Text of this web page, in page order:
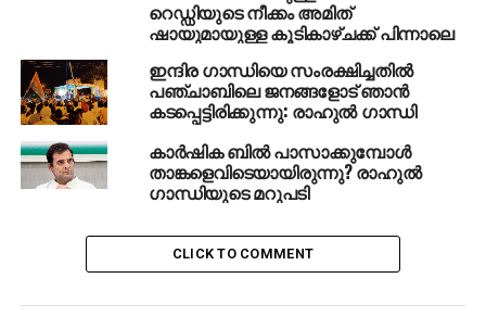
— Rahul Gandhi
(@RahulGandhi)October 8,
2020
‘പ്രധാനമന്ത്രി സ്വന്തം ആവശ്യത്തിന് 8400 കോടി
സിയാച്ചിന്‍- ലഡാക്ക് അതിര്‍ത്തി കാക്കുന്ന നമ്മുടെ
സൈനികര്‍ക്ക് വേണ്ടി എന്തൊക്കെ വാങ്ങാന്‍
റെഡ്ഡിയുടെ നീക്കം അമിത്
ഷായുമായുള്ള കൂടികാഴ്ചക്ക് പിന്നാലെ
ഇന്ദിര ഗാന്ധിയെ സംരക്ഷിച്ചതില്‍
പഞ്ചാബിലെ ജനങ്ങളോട് ഞാന്‍
കടപ്പെട്ടിരിക്കുന്നു: രാഹുല്‍ ഗാന്ധി
കാര്‍ഷിക ബില്‍ പാസാക്കുമ്പോള്‍
താങ്കളെവിടെയായിരുന്നു? രാഹുല്‍
ഗാന്ധിയുടെ മറുപടി
CLICK TO COMMENT